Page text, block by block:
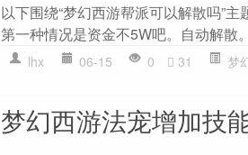
以下围绕“梦幻西游帮派可以解散吗”
第一种情况是资金不5W吧。自动解散
lhx 06-15 0 31 梦
梦幻西游法宠增加技